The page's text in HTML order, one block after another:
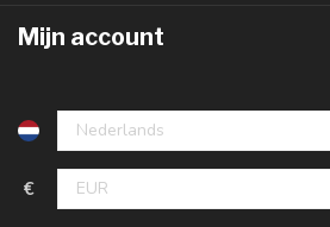
Mijn account
€